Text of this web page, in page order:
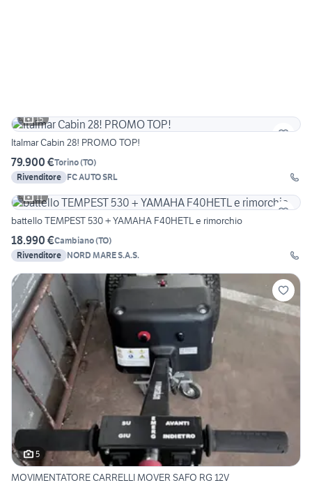
15
Italmar Cabin 28! PROMO TOP!
79.900 €Torino(TO)
Rivenditore FC AUTO SRL
11
battello TEMPEST 530 + YAMAHA F40HETL e rimorchio
18.990 €Cambiano(TO)
Rivenditore NORD MARE S.A.S.
5
MOVIMENTATORE CARRELLI MOVER SAFO RG 12V